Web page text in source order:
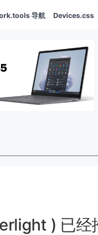
导航 Devices.css
) 已经